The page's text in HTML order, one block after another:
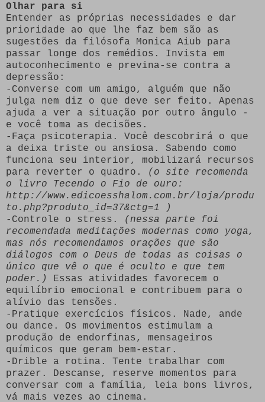
Olhar para si
Entender as próprias necessidades e dar
prioridade ao que lhe faz bem são as
sugestões da filósofa Monica Aiub para
passar longe dos remédios. Invista em
autoconhecimento e previna-se contra a
depressão:
-Converse com um amigo, alguém que não
julga nem diz o que deve ser feito. Apenas
ajuda a ver a situação por outro ângulo -
e você toma as decisões.
-Faça psicoterapia. Você descobrirá o que
a deixa triste ou ansiosa. Sabendo como
funciona seu interior, mobilizará recursos
para reverter o quadro.
(o site recomenda
o livro Tecendo o Fio de ouro:
http://www.edicoesshalom.com.br/loja/produ
to.php?produto_id=37&ctg=1 )
-Controle o stress.
(nessa parte foi
recomendada meditações modernas como yoga,
mas nós recomendamos orações que são
diálogos com o Deus de todas as coisas o
único que vê o que é oculto e que tem
poder.) Essas atividades favorecem o
equilíbrio emocional e contribuem para o
alívio das tensões.
-Pratique exercícios físicos. Nade, ande
ou dance. Os movimentos estimulam a
produção de endorfinas, mensageiros
químicos que geram bem-estar.
-Drible a rotina. Tente trabalhar com
prazer. Descanse, reserve momentos para
conversar com a família, leia bons livros,
vá mais vezes ao cinema.